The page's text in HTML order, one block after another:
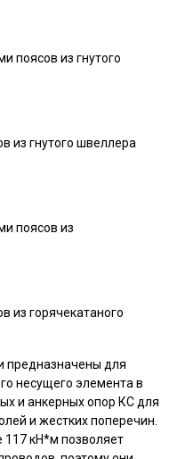
поясов из гнутого
из гнутого швеллера
поясов из
из горячекатаного
предназначены для
несущего элемента в
и анкерных опор КС для
и жестких поперечин.
117 кН*м позволяет